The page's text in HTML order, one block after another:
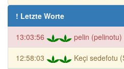
! Letzte Worte
13:03:56 pelin
12:58:03 Keçi sedefotu